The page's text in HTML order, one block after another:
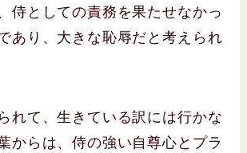
侍としての責務を果たせなかっ
あり、大きな恥辱だと考えられ
れて、生きている訳には行かな
からは、侍の強い自尊心とプラ